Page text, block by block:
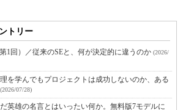
トリー
1回）／従来のSEと、何が決定的に違うのか (2026/
を学んでもプロジェクトは成功しないのか、ある
(2026/07/28)
英雄の名言とはいったい何か。無料版7モデルに